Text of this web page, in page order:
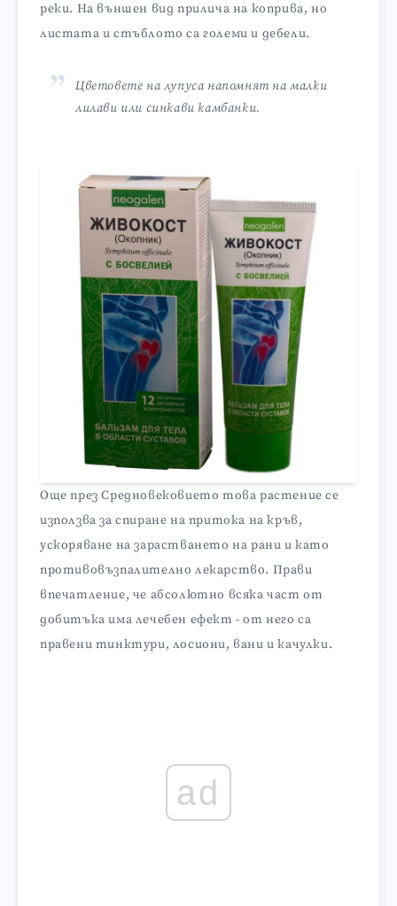
реки. На външен вид прилича на коприва, но
листата и стъблото са големи и дебели.
Цветовете на лупуса напомнят на малки
лилави или синкави камбанки.
Още през Средновековието това растение се
използва за спиране на притока на кръв,
ускоряване на зарастването на рани и като
противовъзпалително лекарство. Прави
впечатление, че абсолютно всяка част от
добитъка има лечебен ефект - от него са
правени тинктури, лосиони, вани и качулки.
ad